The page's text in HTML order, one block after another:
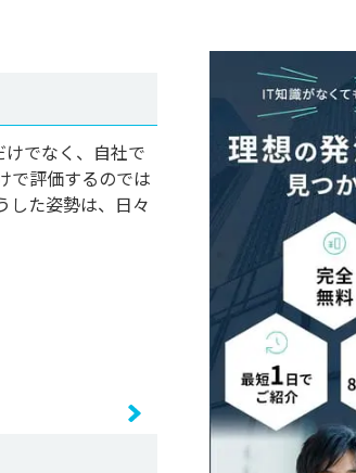
でなく、自社で
で評価するのでは
した姿勢は、日々